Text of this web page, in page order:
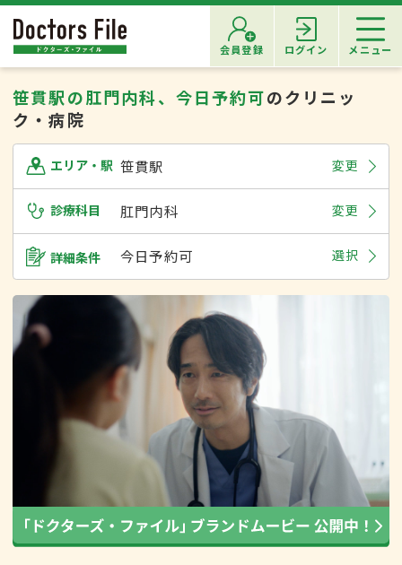
会員登録 ログイン メニュー
笹貫駅の肛門内科、今日予約可のクリニッ
ク・病院
エリア・駅 笹貫駅 変更
診療科目 肛門内科 変更
詳細条件 今日予約可 選択